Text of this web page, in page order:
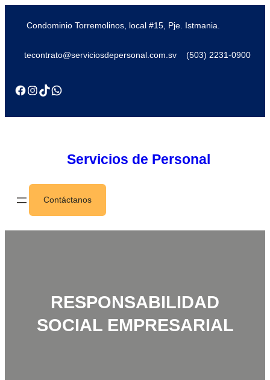
Condominio Torremolinos, local #15, Pje. Istmania.
tecontrato@serviciosdepersonal.com.sv (503) 2231-0900
Servicios de Personal
Contáctanos
RESPONSABILIDAD
SOCIAL EMPRESARIAL